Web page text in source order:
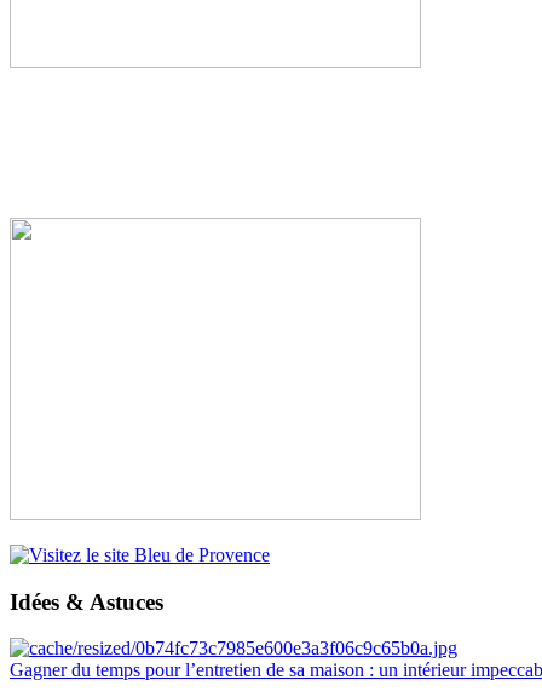
Idées & Astuces
Gagner du temps pour l’entretien de sa maison : un intérieur